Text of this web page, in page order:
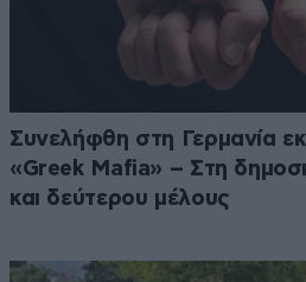
Συνελήφθη στη Γερμανία
«Greek Mafia» – Στη
και δεύτερου μέλους